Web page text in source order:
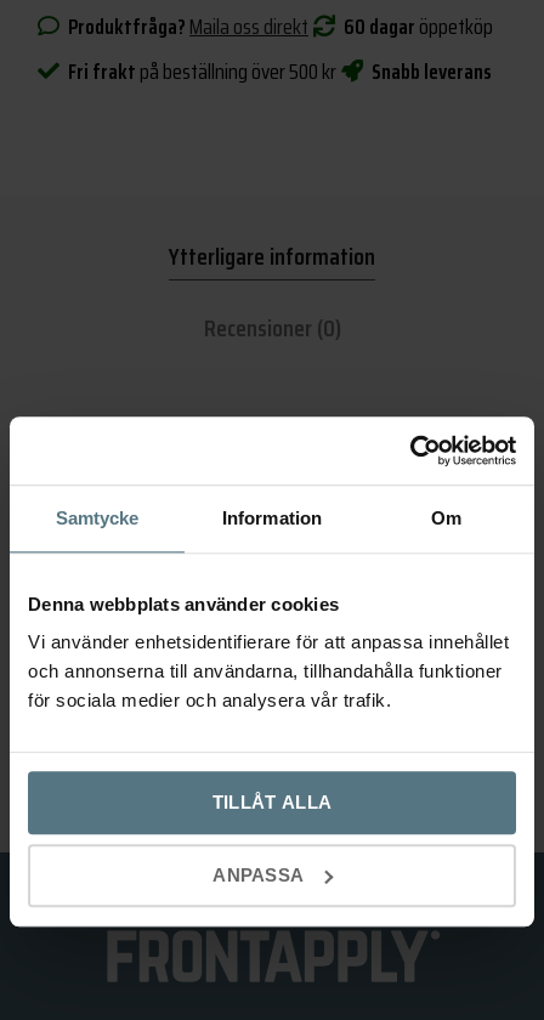
Samtycke Information Om
Denna webbplats använder cookies
Vi använder enhetsidentifierare för att anpassa innehållet
och annonserna till användarna, tillhandahålla funktioner
för sociala medier och analysera vår trafik.
TILLÅT ALLA
ANPASSA
Produktfråga?Maila oss direkt 60 dagaröppetköp
Fri fraktpå beställning över 500 kr Snabb leverans
Ytterligare information
Recensioner (0)
Dimensioner 111 × 42 × 55 mm
Utförande Brushed Black Chrome
Serie Tapwell Brushed Black Chrome
Varumärke Tapwell
Artikelnr:
Kategorier: Köksblandare,Diskmedelspumpar